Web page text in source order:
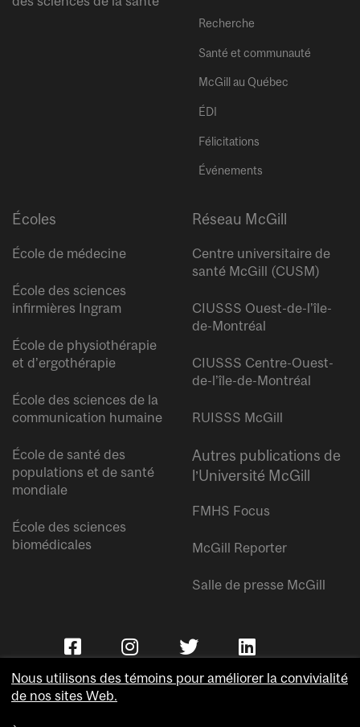
Recherche
Santé et communauté
McGill au Québec
ÉDI
Félicitations
Événements
Écoles
École de médecine
École des sciences
infirmières Ingram
École de physiothérapie
et d’ergothérapie
École des sciences de la
communication humaine
École de santé des
populations et de santé
mondiale
École des sciences
biomédicales
Réseau McGill
Centre universitaire de
santé McGill (CUSM)
CIUSSS Ouest-de-l’île-
de-Montréal
CIUSSS Centre-Ouest-
de-l’île-de-Montréal
RUISSS McGill
Autres publications de
l’Université McGill
FMHS Focus
McGill Reporter
Salle de presse McGill
Nous utilisons des témoins pour améliorer la convivialité
de nos sites Web.